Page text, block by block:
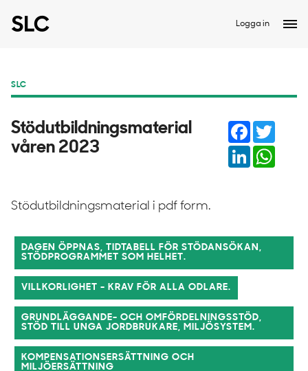
Logga in
SLC
Stödutbildningsmaterial
våren 2023
Facebook
LinkedIn
Stödutbildningsmaterial i pdf form.
DAGEN ÖPPNAS, TIDTABELL FÖR STÖDANSÖKAN,
STÖDPROGRAMMET SOM HELHET.
VILLKORLIGHET - KRAV FÖR ALLA ODLARE.
GRUNDLÄGGANDE- OCH OMFÖRDELNINGSSTÖD,
STÖD TILL UNGA JORDBRUKARE, MILJÖSYSTEM.
KOMPENSATIONSERSÄTTNING OCH
MILJÖERSÄTTNING